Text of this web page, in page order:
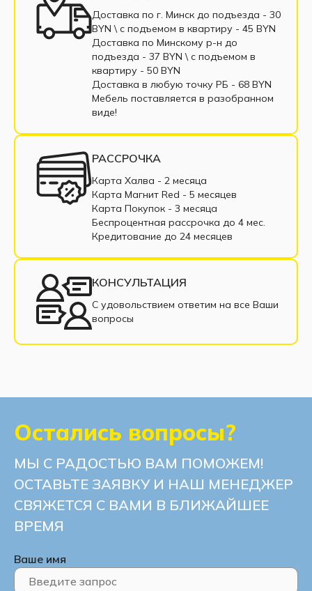
Полуторные кровати
Кровати с мягким изголовьем
Кровати из экокожи
Кровать из массива
Кровати с выдвижными ящиками
Кровати с пружинным блоком
Кровати из ДСП
Кровати из ЛДСП
Кровати с подъемным механизмом
Железные кровати
Кровати в классическом стиле
Кровать в рассрочку
Интерьерная кровать
Доставка по г. Минск до подъезда - 30
BYN \ c подъемом в квартиру - 45 BYN
Доставка по Минскому р-н до
подъезда - 37 BYN \ c подъемом в
квартиру - 50 BYN
Доставка в любую точку РБ - 68 BYN
Мебель поставляется в разобранном
виде!
РАССРОЧКА
Карта Халва - 2 месяца
Карта Магнит Red - 5 месяцев
Карта Покупок - 3 месяца
Беспроцентная рассрочка до 4 мес.
Кредитование до 24 месяцев
КОНСУЛЬТАЦИЯ
С удовольствием ответим на все Ваши
вопросы
Остались вопросы?
МЫ С РАДОСТЬЮ ВАМ ПОМОЖЕМ!
ОСТАВЬТЕ ЗАЯВКУ И НАШ МЕНЕДЖЕР
СВЯЖЕТСЯ С ВАМИ В БЛИЖАЙШЕЕ
ВРЕМЯ
Ваше имя